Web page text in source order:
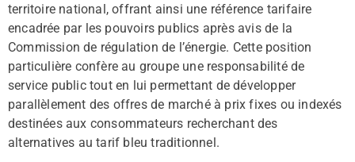
territoire national, offrant ainsi une référence tarifaire
encadrée par les pouvoirs publics après avis de la
Commission de régulation de l’énergie. Cette position
particulière confère au groupe une responsabilité de
service public tout en lui permettant de développer
parallèlement des offres de marché à prix fixes ou indexés
destinées aux consommateurs recherchant des
alternatives au tarif bleu traditionnel.